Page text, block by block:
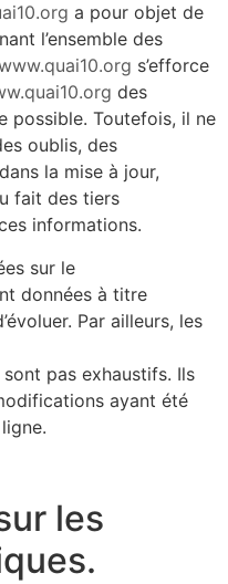
a pour objet de
l’ensemble des
s’efforce
des
possible. Toutefois, il ne
oublis, des
la mise à jour,
fait des tiers
informations.
sur le
données à titre
Par ailleurs, les
sont pas exhaustifs. Ils
ayant été
les